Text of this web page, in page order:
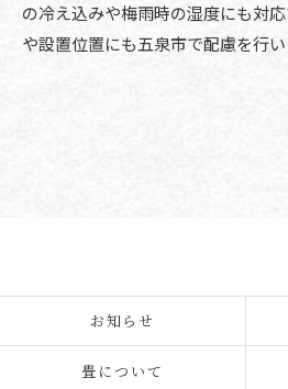
の冷え込みや梅雨時の湿度にも対
や設置位置にも五泉市で配慮を行い
お知らせ
畳について